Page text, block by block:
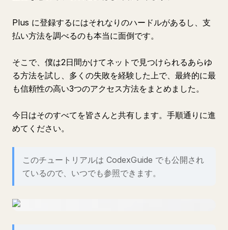
Plus に登録するにはそれなりのハードルがあるし、支
払い方法を調べるのも本当に面倒です。
そこで、僕は2日間かけてネットで見つけられるあらゆ
る方法を試し、多くの失敗を経験した上で、最終的に最
も信頼性の高い3つのアクセス方法をまとめました。
今日はそのすべてを皆さんと共有します。手順通りに進
めてください。
このチュートリアルは CodexGuide でも公開され
ているので、いつでも参照できます。